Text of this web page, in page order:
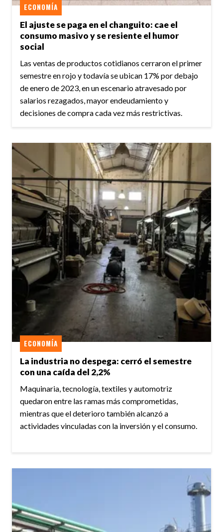
El ajuste se paga en el changuito: cae el
consumo masivo y se resiente el humor
social
ECONOMÍA
Las ventas de productos cotidianos cerraron el primer
semestre en rojo y todavía se ubican 17% por debajo
de enero de 2023, en un escenario atravesado por
salarios rezagados, mayor endeudamiento y
decisiones de compra cada vez más restrictivas.
La industria no despega: cerró el semestre
con una caída del 2,2%
ECONOMÍA
Maquinaria, tecnología, textiles y automotriz
quedaron entre las ramas más comprometidas,
mientras que el deterioro también alcanzó a
actividades vinculadas con la inversión y el consumo.